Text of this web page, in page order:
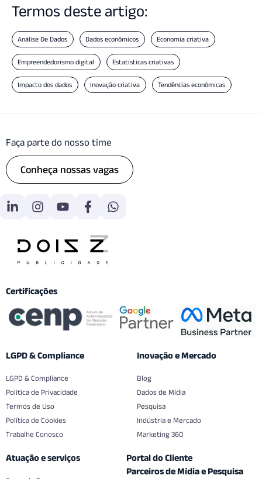
Termos deste artigo:
Análise De Dados Dados econômicos Economia criativa
Empreendedorismo digital Estatísticas criativas
Impacto dos dados Inovação criativa Tendências econômicas
Faça parte do nosso time
Conheça nossas vagas
Certificações
LGPD & Compliance
LGPD & Compliance
Politica de Privacidade
Termos de Uso
Política de Cookies
Trabalhe Conosco
Inovação e Mercado
Blog
Dados de Mídia
Pesquisa
Indústria e Mercado
Marketing 360
Atuação e serviços
Portal do Cliente
Parceiros de Mídia e Pesquisa